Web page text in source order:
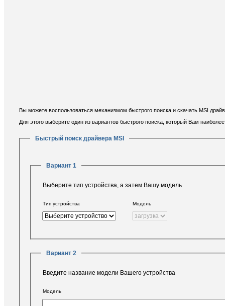
Вы можете воспользоваться механизмом быстрого поиска и скачать MSI
Для этого выберите один из вариантов быстрого поиска, который Вам
Быстрый поиск драйвера MSI
Вариант 1
Выберите тип устройства, а затем Вашу модель
Тип устройства Модель
Вариант 2
Введите название модели Вашего устройства
Модель